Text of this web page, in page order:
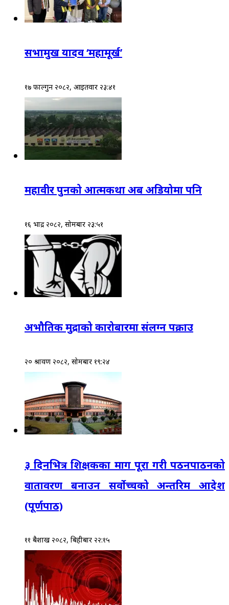
सभामुख यादव ‘महामूर्ख’
१७ फाल्गुन २०८२, आईतवार २३:४१
महावीर पुनको आत्मकथा अब अडियोमा पनि
१६ भाद्र २०८२, सोमबार २३:५१
अभौतिक मुद्राको कारोबारमा संलग्न पक्राउ
२० श्रावण २०८२, सोमबार १९:२४
३ दिनभित्र शिक्षकका माग पूरा गरी पठनपाठनको
वातावरण बनाउन सर्वोच्चको अन्तरिम आदेश
(पूर्णपाठ)
११ बैशाख २०८२, बिहीबार २२:१५